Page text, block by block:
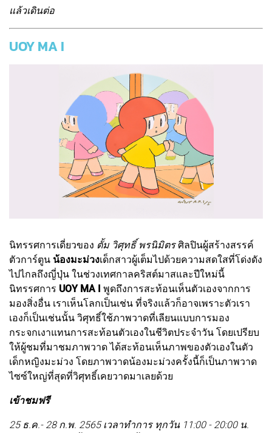
แล้วเดินต่อ
UOY MA I
นิทรรศการเดี่ยวของ ตั้ม วิศุทธิ์ พรนิมิตรศิลปินผู้สร้างสรรค์
ตัวการ์ตูน น้องมะม่วงเด็กสาวผู้เต็มไปด้วยความสดใสที่โด่งดัง
ไปไกลถึงญี่ปุ่น ในช่วงเทศกาลคริสต์มาสและปีใหม่นี้
นิทรรศการ UOY MA I พูดถึงการสะท้อนเห็นตัวเองจากการ
มองสิ่งอื่น เราเห็นโลกเป็นเช่น ที่จริงแล้วก็อาจเพราะตัวเรา
เองก็เป็นเช่นนั้น วิศุทธิ์ใช้ภาพวาดที่เลียนแบบการมอง
กระจกเงาแทนการสะท้อนตัวเองในชีวิตประจำวัน โดยเปรียบ
ให้ผู้ชมที่มาชมภาพวาด ได้สะท้อนเห็นภาพของตัวเองในตัว
เด็กหญิงมะม่วง โดยภาพวาดน้องมะม่วงครั้งนี้ก็เป็นภาพวาด
ไซซ์ใหญ่ที่สุดที่วิศุทธิ์เคยวาดมาเลยด้วย
เข้าชมฟรี
25 ธ.ค.- 28 ก.พ. 2565 เวลาทำการ ทุกวัน 11:00 - 20:00 น.